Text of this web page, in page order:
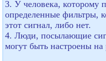
3. У человека, которому
определенные фильтры,
этот сигнал, либо нет.
4. Люди, посылающие
могут быть настроены на